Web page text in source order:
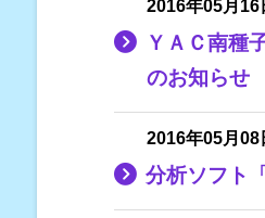
2016年05月16
ＹＡＣ南種
のお知らせ
2016年05月08
分析ソフト